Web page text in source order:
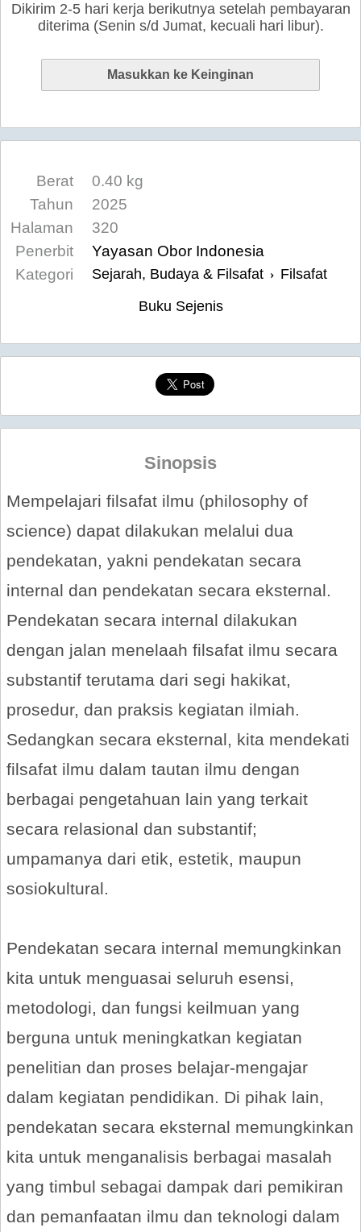
Dikirim 2-5 hari kerja berikutnya setelah pembayaran
diterima (Senin s/d Jumat, kecuali hari libur).
Berat
0.40 kg
Tahun
2025
Halaman
320
Penerbit
Yayasan Obor Indonesia
Kategori
Sejarah, Budaya & Filsafat › Filsafat
Buku Sejenis
Sinopsis
Mempelajari filsafat ilmu (philosophy of
science) dapat dilakukan melalui dua
pendekatan, yakni pendekatan secara
internal dan pendekatan secara eksternal.
Pendekatan secara internal dilakukan
dengan jalan menelaah filsafat ilmu secara
substantif terutama dari segi hakikat,
prosedur, dan praksis kegiatan ilmiah.
Sedangkan secara eksternal, kita mendekati
filsafat ilmu dalam tautan ilmu dengan
berbagai pengetahuan lain yang terkait
secara relasional dan substantif;
umpamanya dari etik, estetik, maupun
sosiokultural.
Pendekatan secara internal memungkinkan
kita untuk menguasai seluruh esensi,
metodologi, dan fungsi keilmuan yang
berguna untuk meningkatkan kegiatan
penelitian dan proses belajar-mengajar
dalam kegiatan pendidikan. Di pihak lain,
pendekatan secara eksternal memungkinkan
kita untuk menganalisis berbagai masalah
yang timbul sebagai dampak dari pemikiran
dan pemanfaatan ilmu dan teknologi dalam